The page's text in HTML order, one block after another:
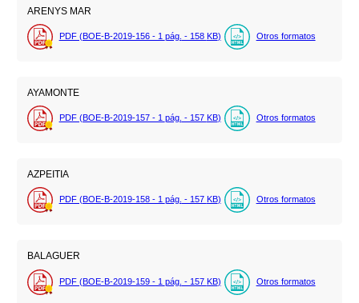
ARENYS MAR
PDF (BOE-B-2019-156 - 1 pág. - 158 KB) Otros formatos
AYAMONTE
PDF (BOE-B-2019-157 - 1 pág. - 157 KB) Otros formatos
AZPEITIA
PDF (BOE-B-2019-158 - 1 pág. - 157 KB) Otros formatos
BALAGUER
PDF (BOE-B-2019-159 - 1 pág. - 157 KB) Otros formatos